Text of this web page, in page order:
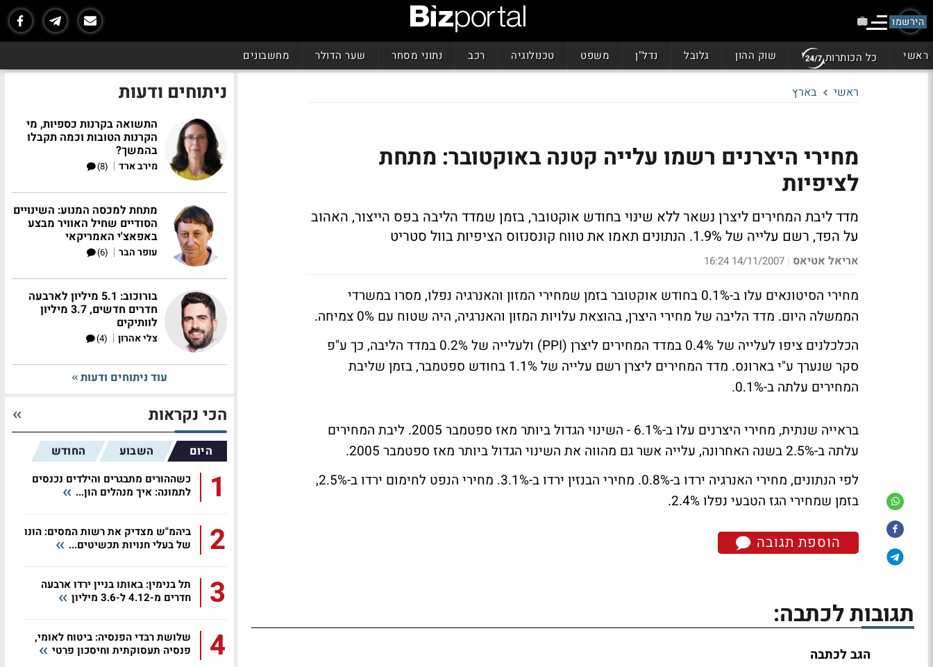
הירשמו
ראשי כל הכותרות שוק ההון גלובל נדל"ן משפט טכנולוגיה רכב נתוני מסחר שער הדולר מחשבונים
ראשי בארץ
מחירי היצרנים רשמו עלייה קטנה באוקטובר: מתחת
לציפיות
מדד ליבת המחירים ליצרן נשאר ללא שינוי בחודש אוקטובר, בזמן שמדד הליבה בפס הייצור, האהוב
על הפד, רשם עלייה של 1.9%. הנתונים תאמו את טווח קונסנזוס הציפיות בוול סטריט
אריאל אטיאס |
14/11/2007 16:24
מחירי הסיטונאים עלו ב-0.1% בחודש אוקטובר בזמן שמחירי המזון והאנרגיה נפלו, מסרו במשרדי
הממשלה היום. מדד הליבה של מחירי היצרן, בהוצאת עלויות המזון והאנרגיה, היה שטוח עם 0% צמיחה.
הכלכלנים ציפו לעלייה של 0.4% במדד המחירים ליצרן (PPI) ולעלייה של 0.2% במדד הליבה, כך ע"פ
סקר שנערך ע"י בארונס. מדד המחירים ליצרן רשם עלייה של 1.1% בחודש ספטמבר, בזמן שליבת
המחירים עלתה ב-0.1%.
בראייה שנתית, מחירי היצרנים עלו ב-6.1% - השינוי הגדול ביותר מאז ספטמבר 2005. ליבת המחירים
עלתה ב-2.5% בשנה האחרונה, עלייה אשר גם מהווה את השינוי הגדול ביותר מאז ספטמבר 2005.
לפי הנתונים, מחירי האנרגיה ירדו ב-0.8%. מחירי הבנזין ירדו ב-3.1%. מחירי הנפט לחימום ירדו ב-2.5%,
בזמן שמחירי הגז הטבעי נפלו 2.4%.
הוספת תגובה
תגובות לכתבה:
הגב לכתבה
ניתוחים ודעות
התשואה בקרנות כספיות, מי
הקרנות הטובות וכמה תקבלו
בהמשך?
מירב ארד |
(8)
מתחת למכסה המנוע: השינויים
הסודיים שחיל האוויר מבצע
באפאצ'י האמריקאי
עופר הבר |
(6)
בורוכוב: 5.1 מיליון לארבעה
חדרים חדשים, 3.7 מיליון
לוותיקים
צלי אהרון |
(4)
עוד ניתוחים ודעות
הכי נקראות
היום השבוע החודש
1
כשההורים מתבגרים והילדים נכנסים
לתמונה: איך מנהלים הון...
2
ביהמ"ש מצדיק את רשות המסים: הונו
של בעלי חנויות תכשיטים...
3
תל בנימין: באותו בניין ירדו ארבעה
חדרים מ-4.12 ל-3.6 מיליון
4
שלושת רבדי הפנסיה: ביטוח לאומי,
פנסיה תעסוקתית וחיסכון פרטי